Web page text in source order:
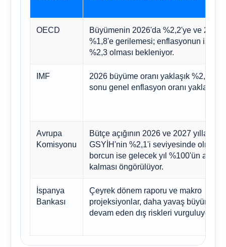
OECD
Büyümenin 2026'da %2,2'ye ve
%1,8'e gerilemesi; enflasyonun ise
%2,3 olması bekleniyor.
IMF
2026 büyüme oranı yaklaşık %2,1;
sonu genel enflasyon oranı yaklaşık
Avrupa
Komisyonu
Bütçe açığının 2026 ve 2027 yıllarında
GSYİH'nin %2,1'i seviyesinde olması,
borcun ise gelecek yıl %100'ün altında
kalması öngörülüyor.
İspanya
Bankası
Çeyrek dönem raporu ve makro
projeksiyonlar, daha yavaş büyüme ve
devam eden dış riskleri vurguluyor.